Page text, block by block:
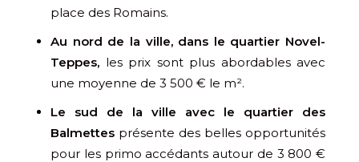
place des Romains.
Au nord de la ville, dans le quartier Novel-
Teppes, les prix sont plus abordables avec
une moyenne de 3 500 € le m².
Le sud de la ville avec le quartier des
Balmettes présente des belles opportunités
pour les primo accédants autour de 3 800 €